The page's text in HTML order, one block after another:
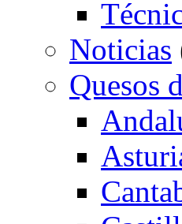
Noticias
Quesos